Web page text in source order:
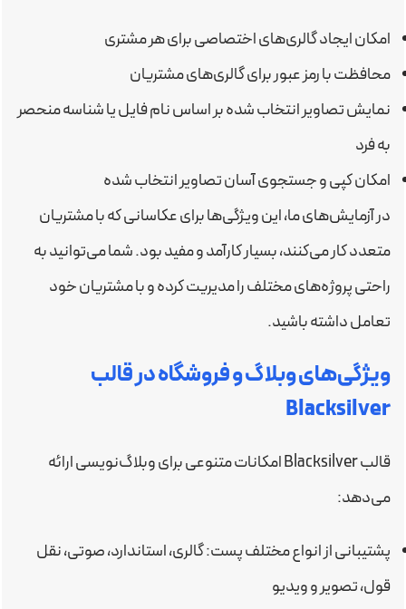
امکان ایجاد گالری‌های اختصاصی برای هر مشتری
محافظت با رمز عبور برای گالری‌های مشتریان
نمایش تصاویر انتخاب شده بر اساس نام فایل یا شناسه منحصر
به فرد
امکان کپی و جستجوی آسان تصاویر انتخاب شده
در آزمایش‌های ما، این ویژگی‌ها برای عکاسانی که با مشتریان
متعدد کار می‌کنند، بسیار کارآمد و مفید بود. شما می‌توانید به
راحتی پروژه‌های مختلف را مدیریت کرده و با مشتریان خود
تعامل داشته باشید.
ویژگی‌های وبلاگ و فروشگاه در قالب
Blacksilver
قالب Blacksilver امکانات متنوعی برای وبلاگ‌نویسی ارائه
می‌دهد:
پشتیبانی از انواع مختلف پست: گالری، استاندارد، صوتی، نقل
قول، تصویر و ویدیو